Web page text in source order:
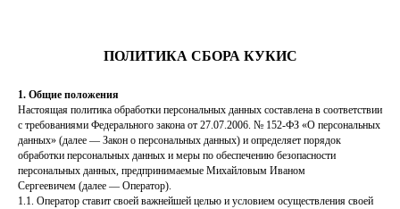
ПОЛИТИКА СБОРА КУКИС
1. Общие положения
Настоящая политика обработки персональных данных составлена в соответствии
с требованиями Федерального закона от 27.07.2006. № 152-ФЗ «О персональных
данных» (далее — Закон о персональных данных) и определяет порядок
обработки персональных данных и меры по обеспечению безопасности
персональных данных, предпринимаемые Михайловым Иваном
Сергеевичем (далее — Оператор).
1.1. Оператор ставит своей важнейшей целью и условием осуществления своей